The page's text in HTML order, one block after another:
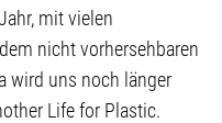
mit vielen
nicht vorhersehbaren
wird uns noch länger
Life for Plastic.